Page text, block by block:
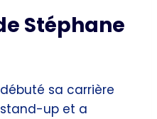
Stéphane
sa carrière
up et a